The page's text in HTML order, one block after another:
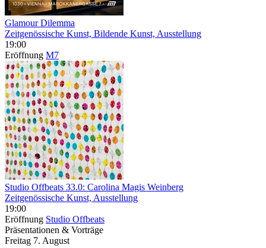
Glamour Dilemma
Zeitgenössische Kunst, Bildende Kunst, Ausstellung
19:00
Eröffnung M7
Studio Offbeats 33.0: Carolina Magis Weinberg
Zeitgenössische Kunst, Ausstellung
19:00
Eröffnung Studio Offbeats
Präsentationen & Vorträge
Freitag 7. August